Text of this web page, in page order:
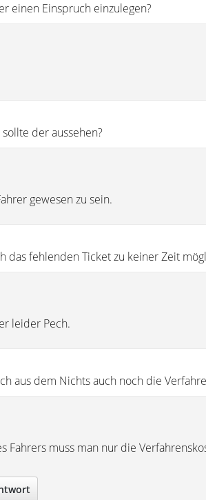
einen Einspruch einzulegen?
der aussehen?
gewesen zu sein.
das fehlenden Ticket zu keiner Zeit
leider Pech.
aus dem Nichts auch noch die
Fahrers muss man nur die